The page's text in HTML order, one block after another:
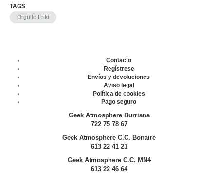
TAGS
Orgullo Friki
Contacto
Regístrese
Envíos y devoluciones
Aviso legal
Política de cookies
Pago seguro
Geek Atmosphere Burriana
722 75 78 67
Geek Atmosphere C.C. Bonaire
613 22 41 21
Geek Atmosphere C.C. MN4
613 22 46 64